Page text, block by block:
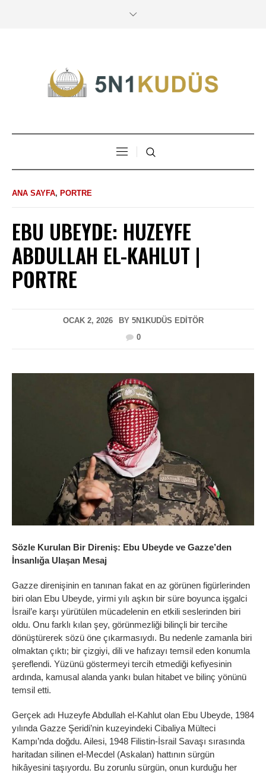
ANA SAYFA, PORTRE
EBU UBEYDE: HUZEYFE
ABDULLAH EL-KAHLUT |
PORTRE
OCAK 2, 2026 BY 5N1KUDÜS EDITÖR
0
Sözle Kurulan Bir Direniş: Ebu Ubeyde ve Gazze’den
İnsanlığa Ulaşan Mesaj
Gazze direnişinin en tanınan fakat en az görünen figürlerinden
biri olan Ebu Ubeyde, yirmi yılı aşkın bir süre boyunca işgalci
İsrail’e karşı yürütülen mücadelenin en etkili seslerinden biri
oldu. Onu farklı kılan şey, görünmezliği bilinçli bir tercihe
dönüştürerek sözü öne çıkarmasıydı. Bu nedenle zamanla biri
olmaktan çıktı; bir çizgiyi, dili ve hafızayı temsil eden konumla
şereflendi. Yüzünü göstermeyi tercih etmediği kefiyesinin
ardında, kamusal alanda yankı bulan hitabet ve bilinç yönünü
temsil etti.
Gerçek adı Huzeyfe Abdullah el-Kahlut olan Ebu Ubeyde, 1984
yılında Gazze Şeridi’nin kuzeyindeki Cibaliya Mülteci
Kampı’nda doğdu. Ailesi, 1948 Filistin-İsrail Savaşı sırasında
haritadan silinen el-Mecdel (Askalan) hattının sürgün
hikâyesini taşıyordu. Bu zorunlu sürgün, onun kurduğu her